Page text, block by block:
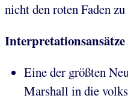
nicht den roten Faden
Interpretationsansätze
Eine der größten
Marshall in die